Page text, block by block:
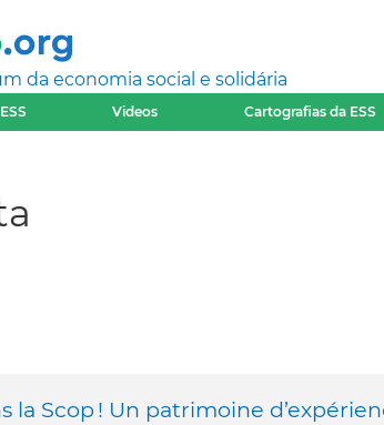
da economia social e solidária
Videos Cartografias da ESS
la Scop ! Un patrimoine